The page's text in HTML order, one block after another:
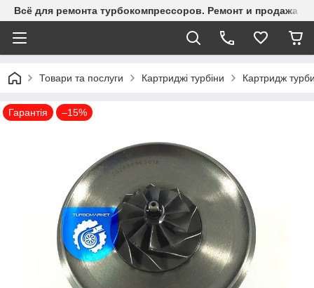
Всё для ремонта турбокомпрессоров. Ремонт и продажа
Товари та послуги Картриджі турбіни Картридж
Гарантія –15%